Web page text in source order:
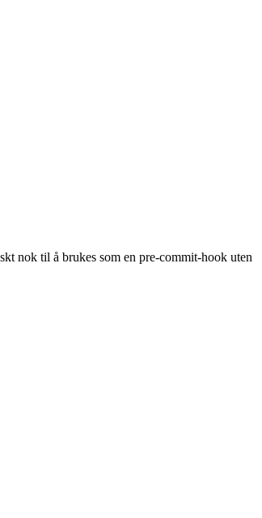
nok til å brukes som en pre-commit-hook uten